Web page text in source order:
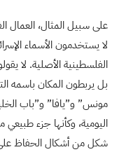
على سبيل المثال، العمال
لا يستخدمون الأسماء
الفلسطينية الأصلية. لا
بل يربطون المكان باسمه
مونس” و”يافا” و”باب
اليومية، وكأنها جزء
شكل من أشكال الحفاظ على